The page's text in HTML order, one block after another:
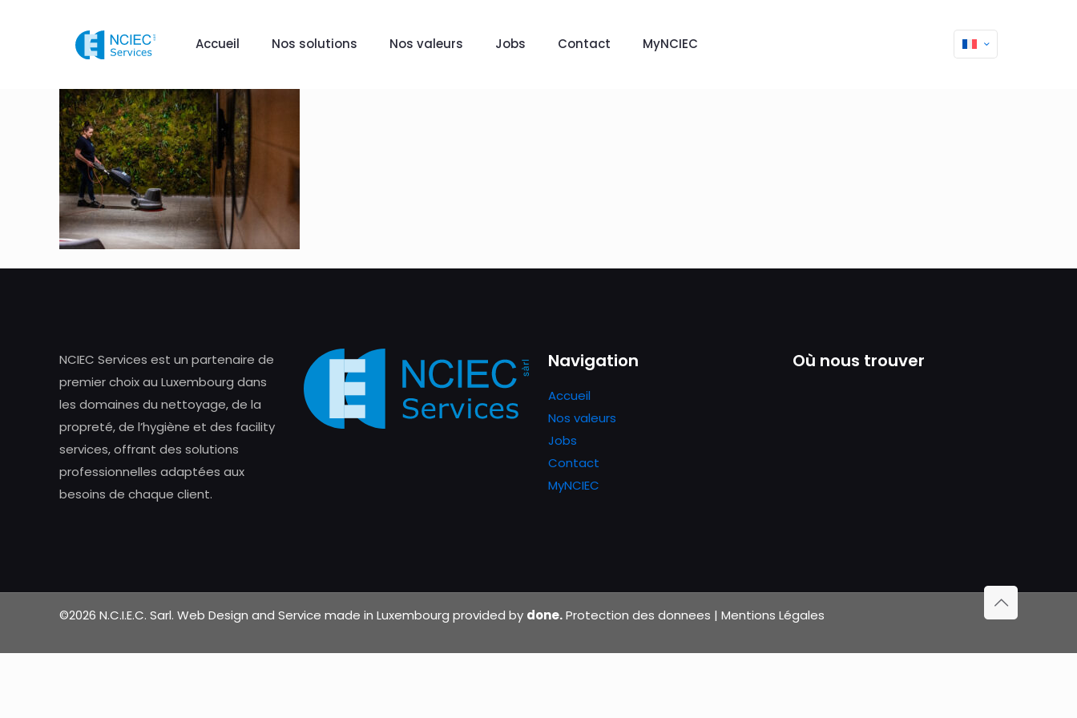
Accueil Nos solutions Nos valeurs Jobs Contact MyNCIEC
NCIEC Services est un partenaire de
premier choix au Luxembourg dans
les domaines du nettoyage, de la
propreté, de l’hygiène et des facility
services, offrant des solutions
professionnelles adaptées aux
besoins de chaque client.
Navigation
Accueil
Nos valeurs
Jobs
Contact
MyNCIEC
Où nous trouver
©2026 N.C.I.E.C. Sarl. Web Design and Service made in Luxembourg provided by done.Protection des donnees | Mentions Légales